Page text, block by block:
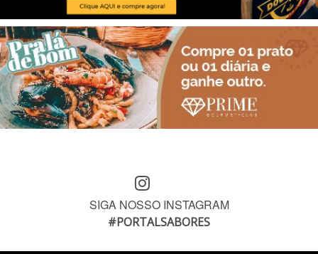
SIGA NOSSO INSTAGRAM
#PORTALSABORES